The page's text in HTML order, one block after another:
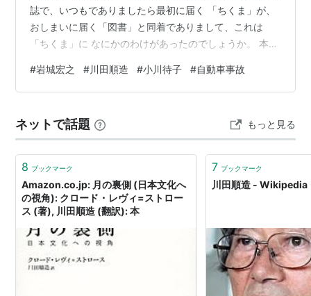
誌で、いつもでありましたら最初に届く 「ちくま」が、
おしまいに届く「図書」と同着でありまして、これは
「ちくま」に なにかのわけがあったのでしょうか。 本日
ることになり です。その前に終わった花や、雨でだめに
なった花を摘むことにしましたが、 雨の影響で頭を落と
ようにかっぱを着用して作業をしました。 来客の到着を
待つ間は、先日からの岩城宏之さんの「九段坂から」を
#岩城宏之 #川田順造 #小川待子 #自動車事故
ネットで話題 もっと見る
8 ブックマーク
Amazon.co.jp: 月の裏側 (日本文化へ
の視角): クロード・レヴィ=ストロー
ス (著), 川田順造 (翻訳): 本
7 ブックマーク
川田順造 - Wikipedia